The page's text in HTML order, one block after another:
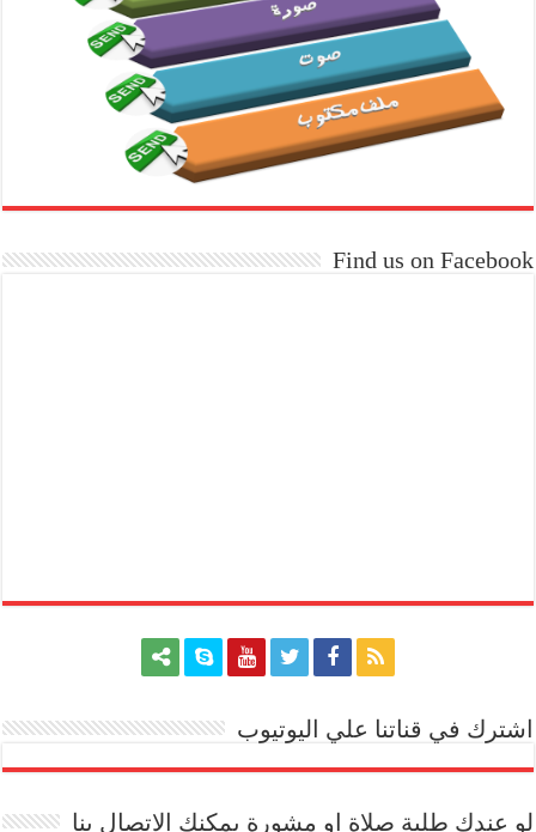
Find us on Facebook
اشترك في قناتنا علي اليوتيوب
لو عندك طلبة صلاة او مشورة يمكنك الاتصال بنا